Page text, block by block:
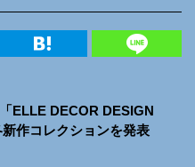
ELLE DECOR DESIGN
作コレクションを発表